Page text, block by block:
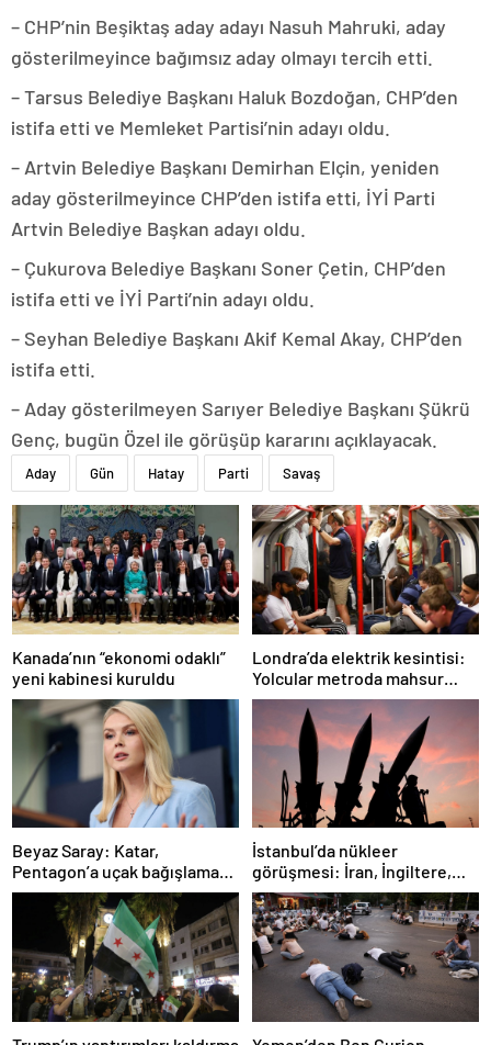
– CHP’nin Beşiktaş aday adayı Nasuh Mahruki, aday
gösterilmeyince bağımsız aday olmayı tercih etti.
– Tarsus Belediye Başkanı Haluk Bozdoğan, CHP’den
istifa etti ve Memleket Partisi’nin adayı oldu.
– Artvin Belediye Başkanı Demirhan Elçin, yeniden
aday gösterilmeyince CHP’den istifa etti, İYİ Parti
Artvin Belediye Başkan adayı oldu.
– Çukurova Belediye Başkanı Soner Çetin, CHP’den
istifa etti ve İYİ Parti’nin adayı oldu.
– Seyhan Belediye Başkanı Akif Kemal Akay, CHP’den
istifa etti.
– Aday gösterilmeyen Sarıyer Belediye Başkanı Şükrü
Genç, bugün Özel ile görüşüp kararını açıklayacak.
Aday Gün Hatay Parti Savaş
Kanada’nın “ekonomi odaklı”
yeni kabinesi kuruldu
Londra’da elektrik kesintisi:
Yolcular metroda mahsur
kaldı
Beyaz Saray: Katar,
Pentagon’a uçak bağışlamayı
teklif etti
İstanbul’da nükleer
görüşmesi: İran, İngiltere,
Fransa ve Almanya buluşacak